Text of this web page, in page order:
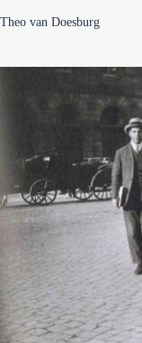
Theo van Doesburg